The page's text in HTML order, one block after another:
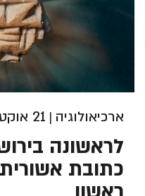
ארכיאולוגיה | 21 אוקטובר 2025
לראשונה
כתובת